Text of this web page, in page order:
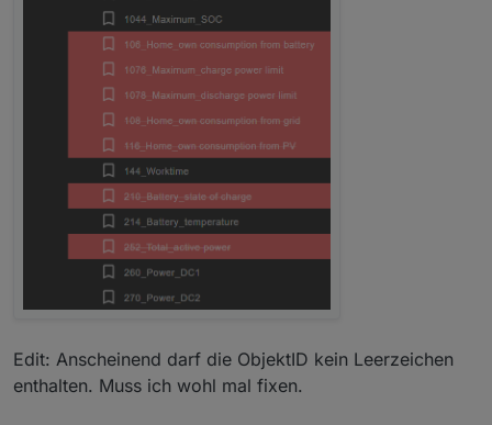
Edit: Anscheinend darf die ObjektID kein Leerzeichen
enthalten. Muss ich wohl mal fixen.